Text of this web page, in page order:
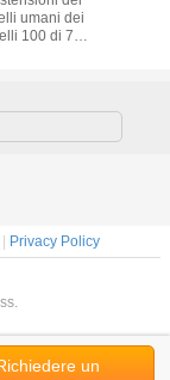
umani dei
100 di 7A
del
un
| Privacy Policy